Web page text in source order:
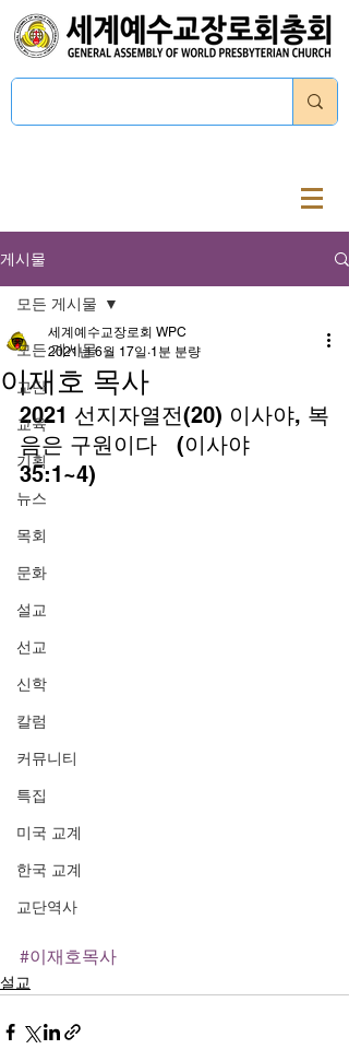
게시물
모든 게시물
교단
교육
기획
뉴스
목회
문화
설교
선교
신학
칼럼
커뮤니티
특집
미국 교계
한국 교계
교단역사
모든 게시물
이재호 목사
세계예수교장로회 WPC
2021년 6월 17일 1분 분량
2021 선지자열전(20) 이사야, 복
음은 구원이다   (이사야
35:1~4)
#이재호목사
설교